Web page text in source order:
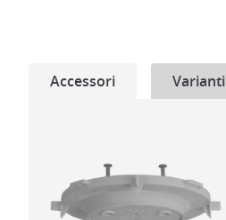
Accessori Varianti